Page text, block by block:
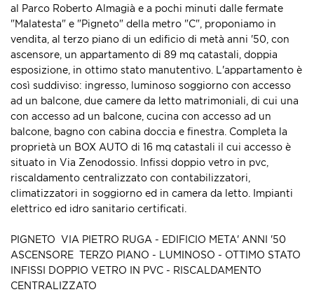
al Parco Roberto Almagià e a pochi minuti dalle fermate
"Malatesta" e "Pigneto" della metro "C", proponiamo in
vendita, al terzo piano di un edificio di metà anni '50, con
ascensore, un appartamento di 89 mq catastali, doppia
esposizione, in ottimo stato manutentivo. L'appartamento è
così suddiviso: ingresso, luminoso soggiorno con accesso
ad un balcone, due camere da letto matrimoniali, di cui una
con accesso ad un balcone, cucina con accesso ad un
balcone, bagno con cabina doccia e finestra. Completa la
proprietà un BOX AUTO di 16 mq catastali il cui accesso è
situato in Via Zenodossio. Infissi doppio vetro in pvc,
riscaldamento centralizzato con contabilizzatori,
climatizzatori in soggiorno ed in camera da letto. Impianti
elettrico ed idro sanitario certificati.
PIGNETO  VIA PIETRO RUGA - EDIFICIO META' ANNI '50
ASCENSORE  TERZO PIANO - LUMINOSO - OTTIMO STATO
INFISSI DOPPIO VETRO IN PVC - RISCALDAMENTO
CENTRALIZZATO